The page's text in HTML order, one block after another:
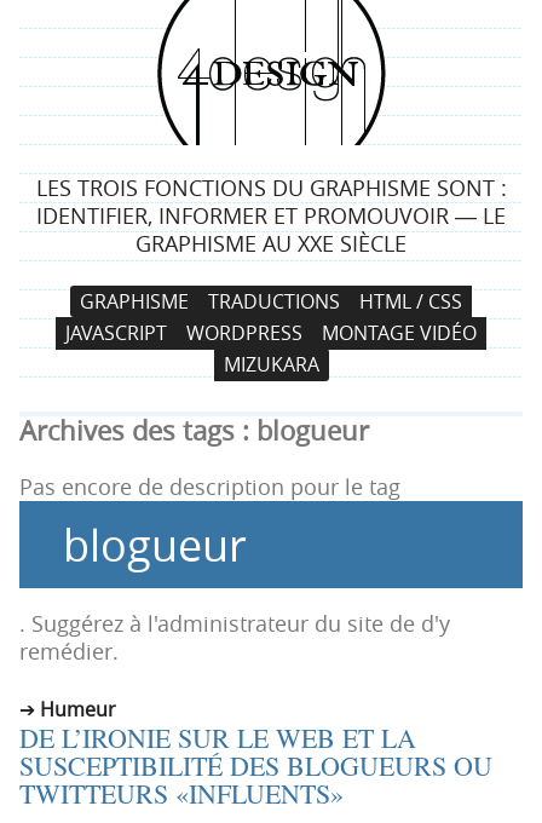
4
d
e
s
i
g
n
LES TROIS FONCTIONS DU GRAPHISME SONT :
IDENTIFIER, INFORMER ET PROMOUVOIR ― LE
GRAPHISME AU XXE SIÈCLE
g
a
t
i
p
i
c
i
p
a
r
a
u
c
t
n
GRAPHISME TRADUCTIONS
HTML / CSS
JAVASCRIPT
WORDPRESS
MONTAGE VIDÉO
MIZUKARA
Archives des tags : blogueur
Pas encore de description pour le tag
blogueur
. Suggérez à l'administrateur du site de d'y
remédier.
Humeur
DE L’IRONIE SUR LE WEB ET LA
SUSCEPTIBILITÉ DES BLOGUEURS OU
TWITTEURS «INFLUENTS»